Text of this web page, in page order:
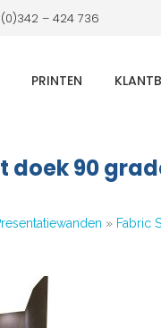
(0)342 – 424 736
PRINTEN
doek 90
» Fabric